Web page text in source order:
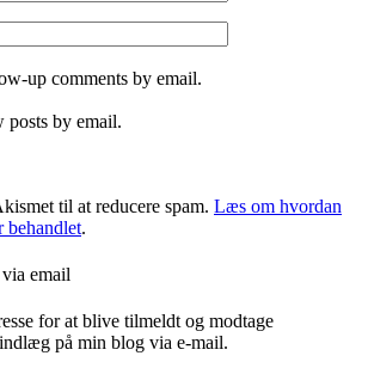
up comments by email.
by email.
til at reducere spam. Læs om hvordan
behandlet.
email
for at blive tilmeldt og modtage
på min blog via e-mail.